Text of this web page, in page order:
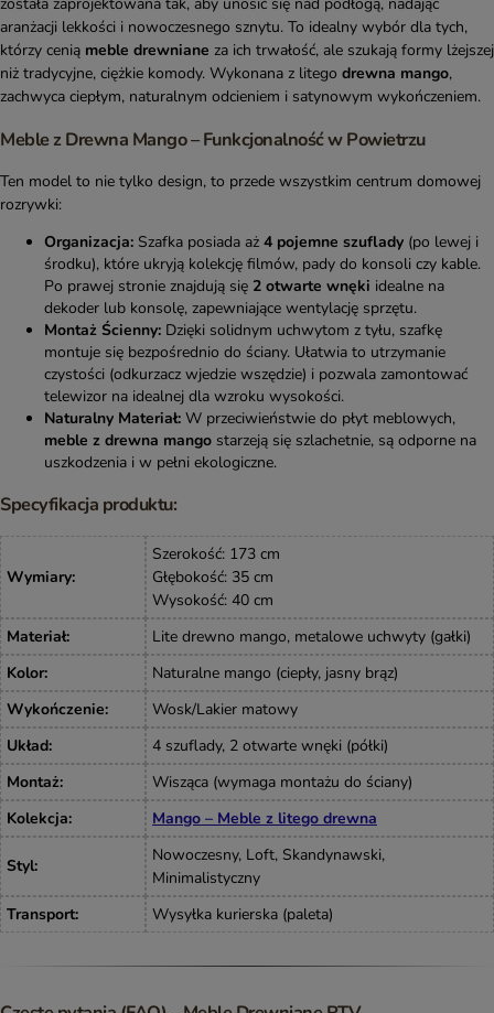
aranżacji lekkości i nowoczesnego sznytu. To idealny wybór dla tych,
którzy cenią meble drewniane za ich trwałość, ale szukają formy lżejszej
niż tradycyjne, ciężkie komody. Wykonana z litego drewna mango,
zachwyca ciepłym, naturalnym odcieniem i satynowym wykończeniem.
Meble z Drewna Mango – Funkcjonalność w Powietrzu
Ten model to nie tylko design, to przede wszystkim centrum domowej
rozrywki:
Organizacja: Szafka posiada aż 4 pojemne szuflady (po lewej i
środku), które ukryją kolekcję filmów, pady do konsoli czy kable.
Po prawej stronie znajdują się 2 otwarte wnęki idealne na
dekoder lub konsolę, zapewniające wentylację sprzętu.
Montaż Ścienny: Dzięki solidnym uchwytom z tyłu, szafkę
montuje się bezpośrednio do ściany. Ułatwia to utrzymanie
czystości (odkurzacz wjedzie wszędzie) i pozwala zamontować
telewizor na idealnej dla wzroku wysokości.
Naturalny Materiał: W przeciwieństwie do płyt meblowych,
meble z drewna mango starzeją się szlachetnie, są odporne na
uszkodzenia i w pełni ekologiczne.
Specyfikacja produktu:
Wymiary:
Szerokość: 173 cm
Głębokość: 35 cm
Wysokość: 40 cm
Materiał:
Lite drewno mango, metalowe uchwyty (gałki)
Kolor:
Naturalne mango (ciepły, jasny brąz)
Wykończenie:
Wosk/Lakier matowy
Układ:
4 szuflady, 2 otwarte wnęki (półki)
Montaż:
Wisząca (wymaga montażu do ściany)
Kolekcja: Mango – Meble z litego drewna
Styl:
Nowoczesny, Loft, Skandynawski,
Minimalistyczny
Transport: Wysyłka kurierska (paleta)